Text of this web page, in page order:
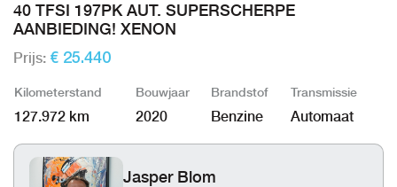
40 TFSI 197PK AUT. SUPERSCHERPE
AANBIEDING! XENON
Prijs: € 25.440
Kilometerstand
127.972 km
Bouwjaar
2020
Brandstof
Benzine
Transmissie
Automaat
Jasper Blom